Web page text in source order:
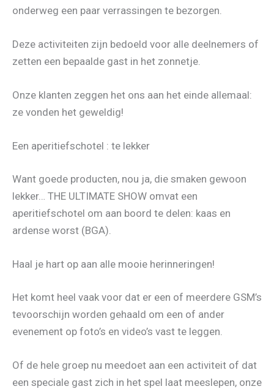
onderweg een paar verrassingen te bezorgen.
Deze activiteiten zijn bedoeld voor alle deelnemers of
zetten een bepaalde gast in het zonnetje.
Onze klanten zeggen het ons aan het einde allemaal:
ze vonden het geweldig!
Een aperitiefschotel : te lekker
Want goede producten, nou ja, die smaken gewoon
lekker… THE ULTIMATE SHOW omvat een
aperitiefschotel om aan boord te delen: kaas en
ardense worst (BGA).
Haal je hart op aan alle mooie herinneringen!
Het komt heel vaak voor dat er een of meerdere GSM’s
tevoorschijn worden gehaald om een of ander
evenement op foto’s en video’s vast te leggen.
Of de hele groep nu meedoet aan een activiteit of dat
een speciale gast zich in het spel laat meeslepen, onze